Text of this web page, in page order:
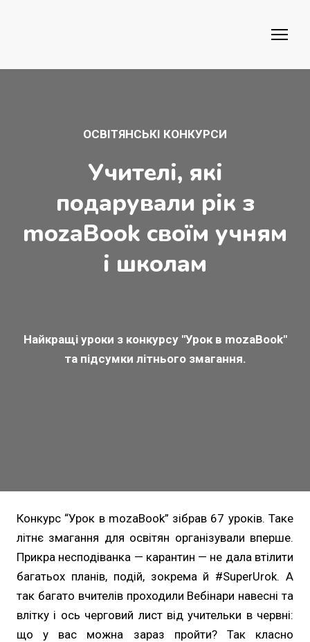
ОСВІТЯНСЬКІ КОНКУРСИ
Учителі, які
подарували рік з
mozaBook своїм учням
і школам
Найкращі уроки з конкурсу "Урок в mozaBook"
та підсумки літнього змагання.
Конкурс “Урок в mozaBook” зібрав 67 уроків. Таке
літнє змагання для освітян організували вперше.
Прикра несподіванка — карантин — не дала втілити
багатьох планів, подій, зокрема й #SuperUrok. А
так багато вчителів проходили Вебінари навесні та
влітку і ось черговий лист від учительки в червні:
що у вас можна зараз пройти? Так класно